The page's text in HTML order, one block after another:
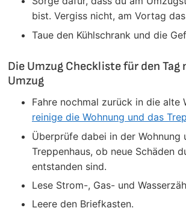
bist. Vergiss nicht, am Vortag
Taue den Kühlschrank und die
Die Umzug Checkliste für den Tag
Umzug
Fahre nochmal zurück in die alte
reinige die Wohnung und das
Überprüfe dabei in der Wohnung
Treppenhaus, ob neue Schäden
entstanden sind.
Lese Strom-, Gas- und
Leere den Briefkasten.